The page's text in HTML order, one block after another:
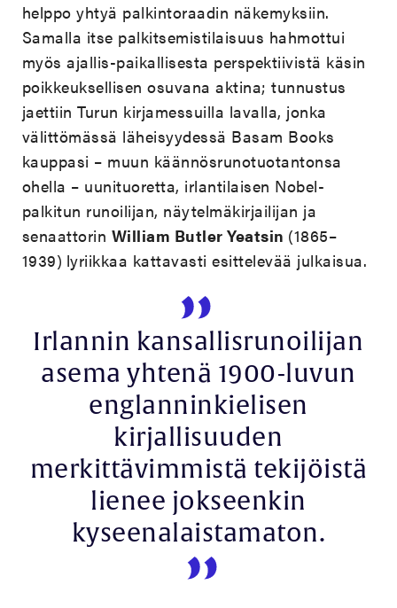
helppo yhtyä palkintoraadin näkemyksiin.
Samalla itse palkitsemistilaisuus hahmottui
myös ajallis-paikallisesta perspektiivistä käsin
poikkeuksellisen osuvana aktina; tunnustus
jaettiin Turun kirjamessuilla lavalla, jonka
välittömässä läheisyydessä Basam Books
kauppasi – muun käännösrunotuotantonsa
ohella – uunituoretta, irlantilaisen Nobel-
palkitun runoilijan, näytelmäkirjailijan ja
senaattorin William Butler Yeatsin (1865–
1939) lyriikkaa kattavasti esittelevää julkaisua.
Irlannin kansallisrunoilijan
asema yhtenä 1900-luvun
englanninkielisen
kirjallisuuden
merkittävimmistä tekijöistä
lienee jokseenkin
kyseenalaistamaton.